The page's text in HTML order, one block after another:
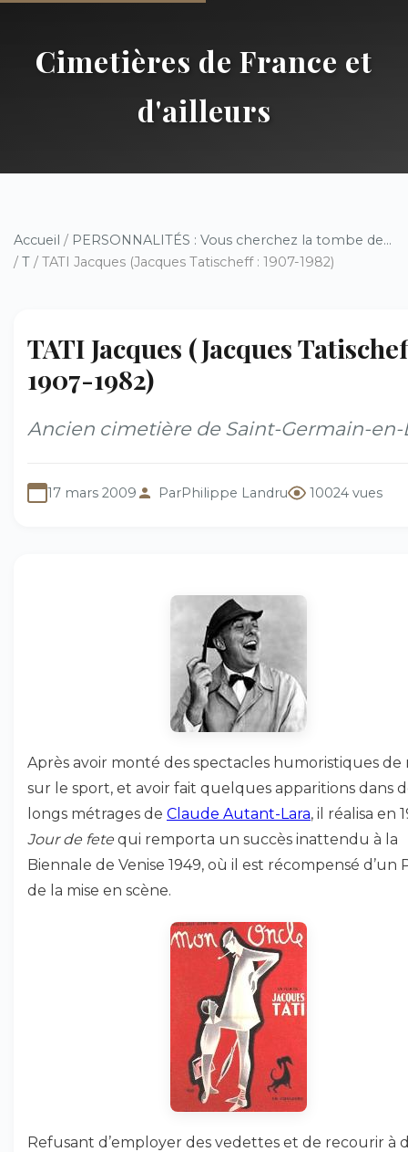
Cimetières de France et
d'ailleurs
Accueil / PERSONNALITÉS : Vous cherchez la tombe de...
/ T / TATI Jacques (Jacques Tatischeff : 1907-1982)
TATI Jacques (Jacques
1907-1982)
Ancien cimetière de Saint-Germain-en-
17 mars 2009 ParPhilippe Landru 10024 vues
Après avoir monté des spectacles humoristiques de
sur le sport, et avoir fait quelques apparitions dans
longs métrages de Claude Autant-Lara, il réalisa en
Jour de fete qui remporta un succès inattendu à la
Biennale de Venise 1949, où il est récompensé d’un
de la mise en scène.
Refusant d’employer des vedettes et de recourir à